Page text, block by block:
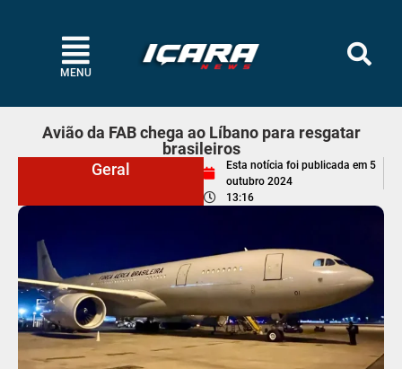
MENU
Avião da FAB chega ao Líbano para resgatar
brasileiros
Geral
Esta notícia foi publicada em 5
outubro 2024
13:16